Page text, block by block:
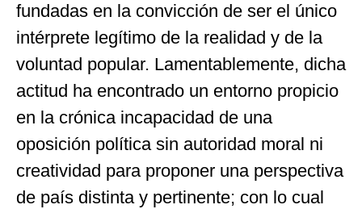
fundadas en la convicción de ser el único
intérprete legítimo de la realidad y de la
voluntad popular. Lamentablemente, dicha
actitud ha encontrado un entorno propicio
en la crónica incapacidad de una
oposición política sin autoridad moral ni
creatividad para proponer una perspectiva
de país distinta y pertinente; con lo cual